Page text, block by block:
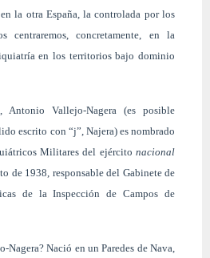
la otra España, la controlada por los
centraremos, concretamente, en la
en los territorios bajo dominio
Antonio Vallejo-Nagera (es posible
escrito con “j”, Najera) es nombrado
Militares del ejército nacional
de 1938, responsable del Gabinete de
de la Inspección de Campos de
Nagera? Nació en un Paredes de Nava,